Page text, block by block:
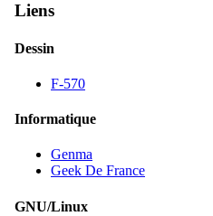
Liens
Dessin
F-570
Informatique
Genma
Geek De France
GNU/Linux